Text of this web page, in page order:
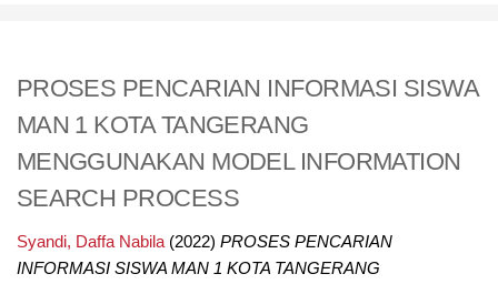
PROSES PENCARIAN INFORMASI SISWA
MAN 1 KOTA TANGERANG
MENGGUNAKAN MODEL INFORMATION
SEARCH PROCESS
Syandi, Daffa Nabila(2022) PROSES PENCARIAN
INFORMASI SISWA MAN 1 KOTA TANGERANG